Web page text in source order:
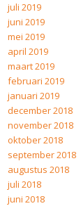
juli 2019
juni 2019
mei 2019
april 2019
maart 2019
februari 2019
januari 2019
december 2018
november 2018
oktober 2018
september 2018
augustus 2018
juli 2018
juni 2018